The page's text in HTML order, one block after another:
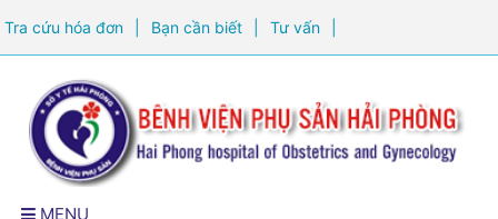
Tra cứu hóa đơn Bạn cần biết Tư vấn
Đăng ký khám sức khỏe
MENU